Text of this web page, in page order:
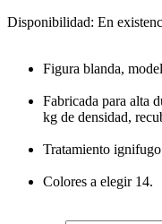
Disponibilidad: En
Figura blanda,
Fabricada para alta
kg de densidad,
Tratamiento
Colores a elegir 14.